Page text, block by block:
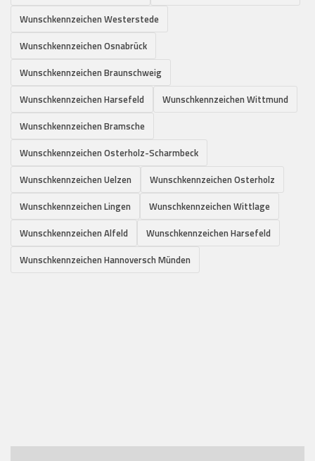
Wunschkennzeichen Westerstede
Wunschkennzeichen Osnabrück
Wunschkennzeichen Braunschweig
Wunschkennzeichen Harsefeld
Wunschkennzeichen Wittmund
Wunschkennzeichen Bramsche
Wunschkennzeichen Osterholz-Scharmbeck
Wunschkennzeichen Uelzen
Wunschkennzeichen Osterholz
Wunschkennzeichen Lingen
Wunschkennzeichen Wittlage
Wunschkennzeichen Alfeld
Wunschkennzeichen Harsefeld
Wunschkennzeichen Hannoversch Münden